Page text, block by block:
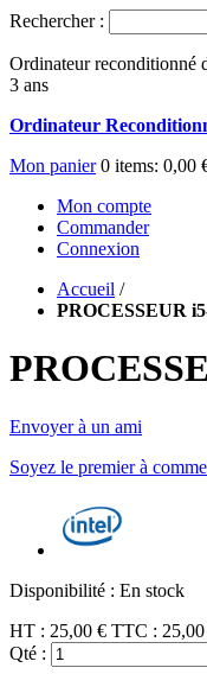
Rechercher :
Ordinateur reconditionné
3 ans
Ordinateur
Mon panier 0 items: 0,00
Mon compte
Commander
Connexion
Accueil /
PROCESSEUR
Envoyer à un ami
Soyez le premier à
Disponibilité : En stock
HT : 25,00 € TTC :
Qté :